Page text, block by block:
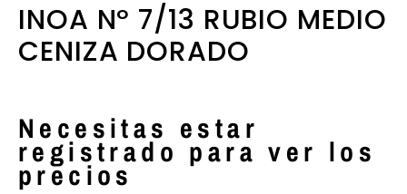
INOA Nº 7/13 RUBIO MEDIO
CENIZA DORADO
Necesitas estar
registrado para ver los
precios